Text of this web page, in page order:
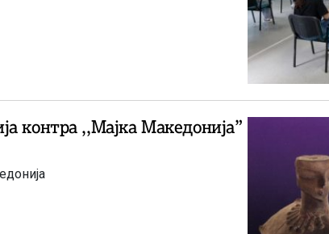
контра ,,Мајка Македонија”